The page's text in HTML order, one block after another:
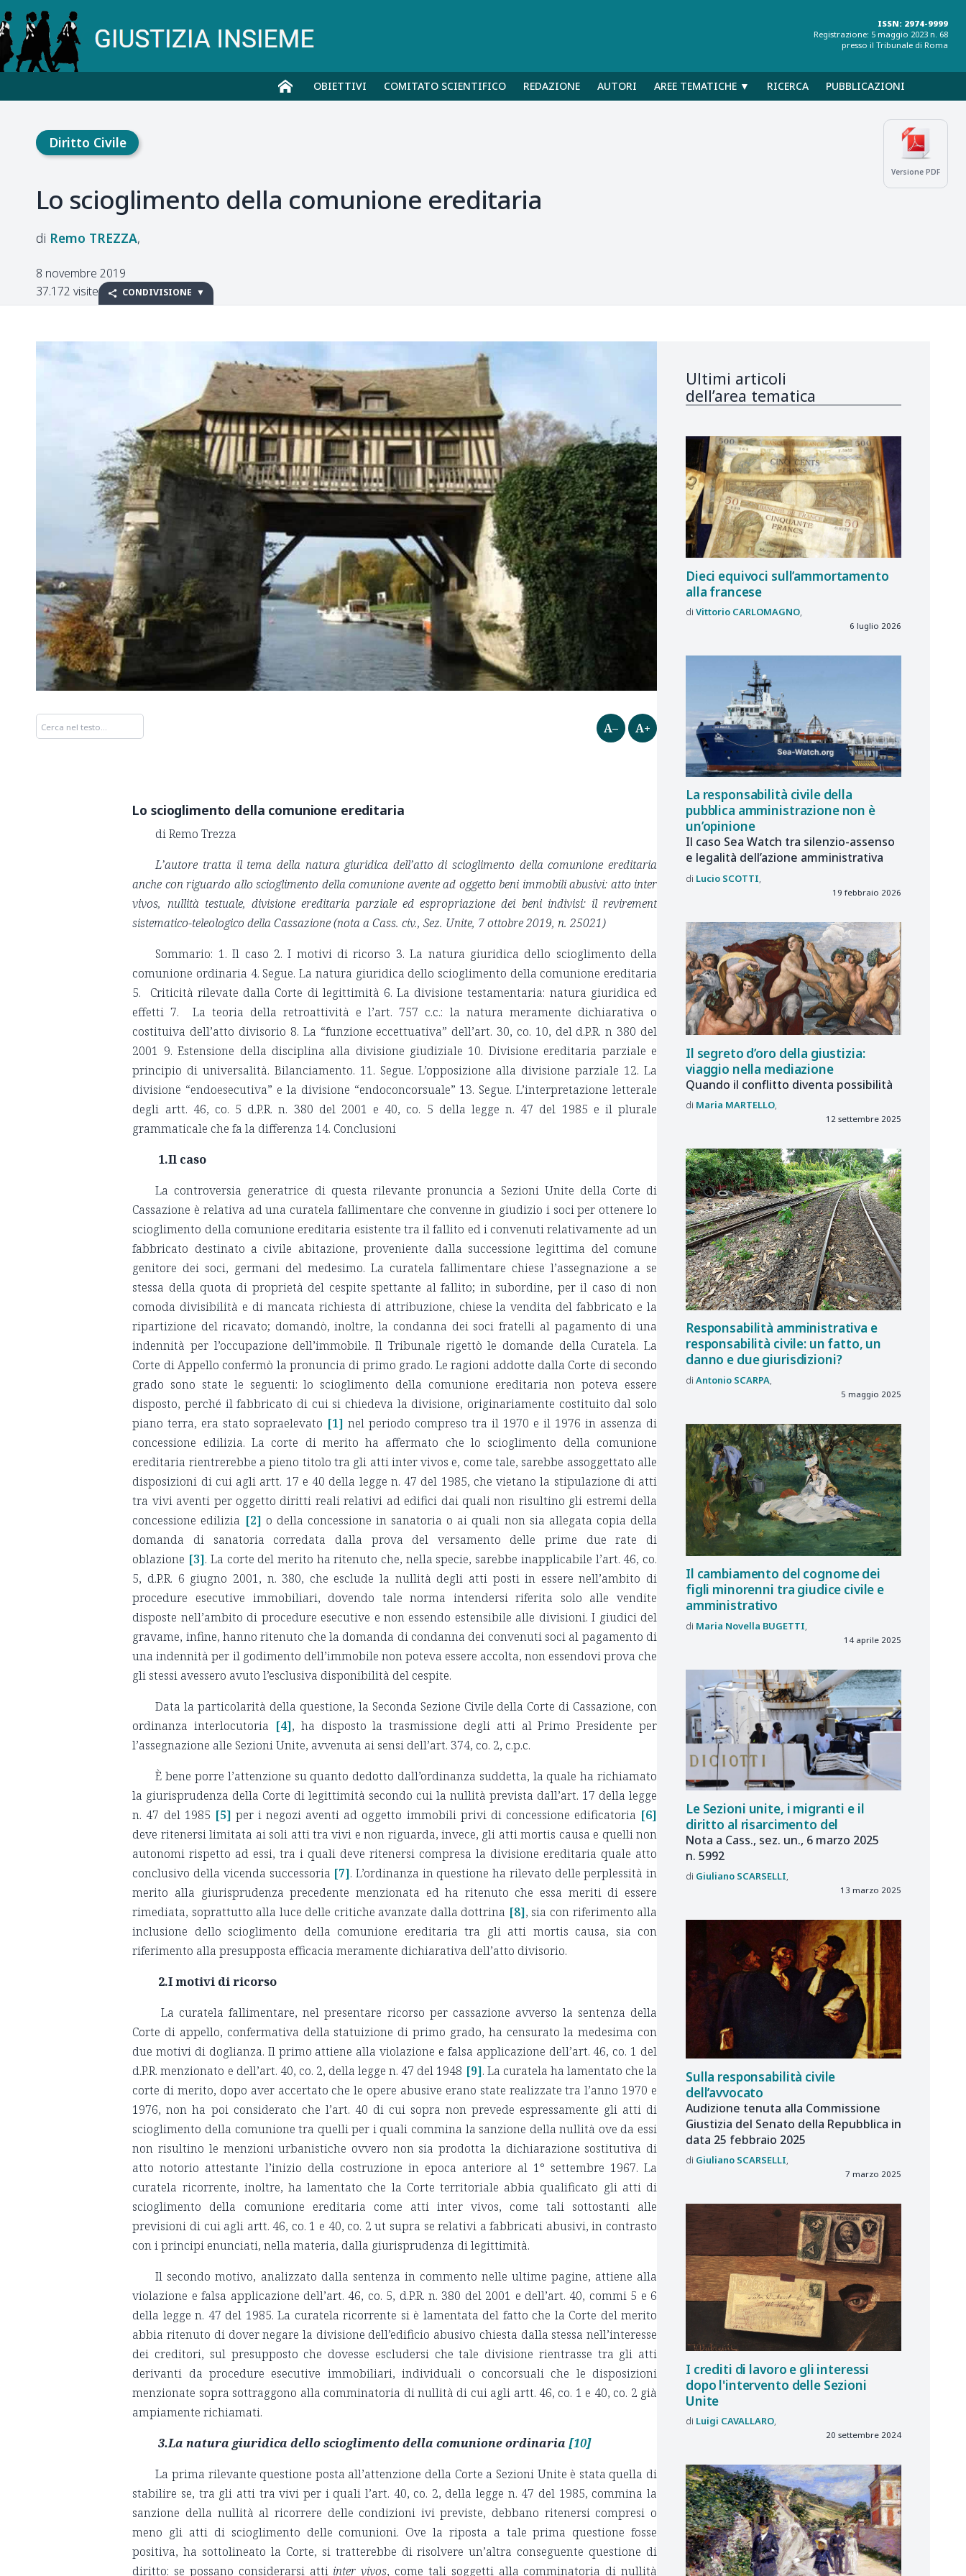
ISSN: 2974-9999
Registrazione: 5 maggio 2023 n. 68
presso il Tribunale di Roma
OBIETTIVI COMITATO SCIENTIFICO REDAZIONE AUTORI AREE TEMATICHE ▼ RICERCA PUBBLICAZIONI
Versione PDF
Diritto Civile
Lo scioglimento della comunione ereditaria
Remo TREZZA
8 novembre 2019
37.172 visite
CONDIVISIONE
A– A+
Lo scioglimento della comunione ereditaria
di Remo Trezza
L’autore tratta il tema della natura giuridica dell’atto di scioglimento della comunione ereditaria
anche con riguardo allo scioglimento della comunione avente ad oggetto beni immobili abusivi: atto inter
vivos, nullità testuale, divisione ereditaria parziale ed espropriazione dei beni indivisi: il revirement
sistematico-teleologico della Cassazione (nota a Cass. civ., Sez. Unite, 7 ottobre 2019, n. 25021)
Sommario: 1. Il caso 2. I motivi di ricorso 3. La natura giuridica dello scioglimento della
comunione ordinaria 4. Segue. La natura giuridica dello scioglimento della comunione ereditaria
5. Criticità rilevate dalla Corte di legittimità 6. La divisione testamentaria: natura giuridica ed
effetti 7. La teoria della retroattività e l’art. 757 c.c.: la natura meramente dichiarativa o
costituiva dell’atto divisorio 8. La “funzione eccettuativa” dell’art. 30, co. 10, del d.P.R. n 380 del
2001 9. Estensione della disciplina alla divisione giudiziale 10. Divisione ereditaria parziale e
principio di universalità. Bilanciamento. 11. Segue. L’opposizione alla divisione parziale 12. La
divisione “endoesecutiva” e la divisione “endoconcorsuale” 13. Segue. L’interpretazione letterale
degli artt. 46, co. 5 d.P.R. n. 380 del 2001 e 40, co. 5 della legge n. 47 del 1985 e il plurale
grammaticale che fa la differenza 14. Conclusioni
1.Il caso
La controversia generatrice di questa rilevante pronuncia a Sezioni Unite della Corte di
Cassazione è relativa ad una curatela fallimentare che convenne in giudizio i soci per ottenere lo
scioglimento della comunione ereditaria esistente tra il fallito ed i convenuti relativamente ad un
fabbricato destinato a civile abitazione, proveniente dalla successione legittima del comune
genitore dei soci, germani del medesimo. La curatela fallimentare chiese l’assegnazione a se
stessa della quota di proprietà del cespite spettante al fallito; in subordine, per il caso di non
comoda divisibilità e di mancata richiesta di attribuzione, chiese la vendita del fabbricato e la
ripartizione del ricavato; domandò, inoltre, la condanna dei soci fratelli al pagamento di una
indennità per l’occupazione dell’immobile. Il Tribunale rigettò le domande della Curatela. La
Corte di Appello confermò la pronuncia di primo grado. Le ragioni addotte dalla Corte di secondo
grado sono state le seguenti: lo scioglimento della comunione ereditaria non poteva essere
disposto, perché il fabbricato di cui si chiedeva la divisione, originariamente costituito dal solo
piano terra, era stato sopraelevato [1] nel periodo compreso tra il 1970 e il 1976 in assenza di
concessione edilizia. La corte di merito ha affermato che lo scioglimento della comunione
ereditaria rientrerebbe a pieno titolo tra gli atti inter vivos e, come tale, sarebbe assoggettato alle
disposizioni di cui agli artt. 17 e 40 della legge n. 47 del 1985, che vietano la stipulazione di atti
tra vivi aventi per oggetto diritti reali relativi ad edifici dai quali non risultino gli estremi della
concessione edilizia [2] o della concessione in sanatoria o ai quali non sia allegata copia della
domanda di sanatoria corredata dalla prova del versamento delle prime due rate di
oblazione [3]. La corte del merito ha ritenuto che, nella specie, sarebbe inapplicabile l’art. 46, co.
5, d.P.R. 6 giugno 2001, n. 380, che esclude la nullità degli atti posti in essere nell’ambito di
procedure esecutive immobiliari, dovendo tale norma intendersi riferita solo alle vendite
disposte nell’ambito di procedure esecutive e non essendo estensibile alle divisioni. I giudici del
gravame, infine, hanno ritenuto che la domanda di condanna dei convenuti soci al pagamento di
una indennità per il godimento dell’immobile non poteva essere accolta, non essendovi prova che
gli stessi avessero avuto l’esclusiva disponibilità del cespite.
Data la particolarità della questione, la Seconda Sezione Civile della Corte di Cassazione, con
ordinanza interlocutoria [4], ha disposto la trasmissione degli atti al Primo Presidente per
l’assegnazione alle Sezioni Unite, avvenuta ai sensi dell’art. 374, co. 2, c.p.c.
È bene porre l’attenzione su quanto dedotto dall’ordinanza suddetta, la quale ha richiamato
la giurisprudenza della Corte di legittimità secondo cui la nullità prevista dall’art. 17 della legge
n. 47 del 1985 [5] per i negozi aventi ad oggetto immobili privi di concessione edificatoria [6]
deve ritenersi limitata ai soli atti tra vivi e non riguarda, invece, gli atti mortis causa e quelli non
autonomi rispetto ad essi, tra i quali deve ritenersi compresa la divisione ereditaria quale atto
conclusivo della vicenda successoria [7]. L’ordinanza in questione ha rilevato delle perplessità in
merito alla giurisprudenza precedente menzionata ed ha ritenuto che essa meriti di essere
rimediata, soprattutto alla luce delle critiche avanzate dalla dottrina [8], sia con riferimento alla
inclusione dello scioglimento della comunione ereditaria tra gli atti mortis causa, sia con
riferimento alla presupposta efficacia meramente dichiarativa dell’atto divisorio.
2.I motivi di ricorso
La curatela fallimentare, nel presentare ricorso per cassazione avverso la sentenza della
Corte di appello, confermativa della statuizione di primo grado, ha censurato la medesima con
due motivi di doglianza. Il primo attiene alla violazione e falsa applicazione dell’art. 46, co. 1 del
d.P.R. menzionato e dell’art. 40, co. 2, della legge n. 47 del 1948 [9]. La curatela ha lamentato che la
corte di merito, dopo aver accertato che le opere abusive erano state realizzate tra l’anno 1970 e
1976, non ha poi considerato che l’art. 40 di cui sopra non prevede espressamente gli atti di
scioglimento della comunione tra quelli per i quali commina la sanzione della nullità ove da essi
non risultino le menzioni urbanistiche ovvero non sia prodotta la dichiarazione sostitutiva di
atto notorio attestante l’inizio della costruzione in epoca anteriore al 1° settembre 1967. La
curatela ricorrente, inoltre, ha lamentato che la Corte territoriale abbia qualificato gli atti di
scioglimento della comunione ereditaria come atti inter vivos, come tali sottostanti alle
previsioni di cui agli artt. 46, co. 1 e 40, co. 2 ut supra se relativi a fabbricati abusivi, in contrasto
con i principi enunciati, nella materia, dalla giurisprudenza di legittimità.
Il secondo motivo, analizzato dalla sentenza in commento nelle ultime pagine, attiene alla
violazione e falsa applicazione dell’art. 46, co. 5, d.P.R. n. 380 del 2001 e dell’art. 40, commi 5 e 6
della legge n. 47 del 1985. La curatela ricorrente si è lamentata del fatto che la Corte del merito
abbia ritenuto di dover negare la divisione dell’edificio abusivo chiesta dalla stessa nell’interesse
dei creditori, sul presupposto che dovesse escludersi che tale divisione rientrasse tra gli atti
derivanti da procedure esecutive immobiliari, individuali o concorsuali che le disposizioni
menzionate sopra sottraggono alla comminatoria di nullità di cui agli artt. 46, co. 1 e 40, co. 2 già
ampiamente richiamati.
3.La natura giuridica dello scioglimento della comunione ordinaria [10]
La prima rilevante questione posta all’attenzione della Corte a Sezioni Unite è stata quella di
stabilire se, tra gli atti tra vivi per i quali l’art. 40, co. 2, della legge n. 47 del 1985, commina la
sanzione della nullità al ricorrere delle condizioni ivi previste, debbano ritenersi compresi o
meno gli atti di scioglimento delle comunioni. Ove la riposta a tale prima questione fosse
positiva, ha sottolineato la Corte, si tratterebbe di risolvere un’altra conseguente questione di
diritto: se possano considerarsi atti inter vivos, come tali soggetti alla comminatoria di nullità
Ultimi articoli
dell’area tematica
Dieci equivoci sull’ammortamento
alla francese
Vittorio CARLOMAGNO
6 luglio 2026
La responsabilità civile della
pubblica amministrazione non è
un’opinione
Il caso Sea Watch tra silenzio-assenso
e legalità dell’azione amministrativa
Lucio SCOTTI
19 febbraio 2026
Il segreto d’oro della giustizia:
viaggio nella mediazione
Quando il conflitto diventa possibilità
Maria MARTELLO
12 settembre 2025
Responsabilità amministrativa e
responsabilità civile: un fatto, un
danno e due giurisdizioni?
Antonio SCARPA
5 maggio 2025
Il cambiamento del cognome dei
figli minorenni tra giudice civile e
amministrativo
Maria Novella BUGETTI
14 aprile 2025
Le Sezioni unite, i migranti e il
diritto al risarcimento del
Nota a Cass., sez. un., 6 marzo 2025
n. 5992
Giuliano SCARSELLI
13 marzo 2025
Sulla responsabilità civile
dell’avvocato
Audizione tenuta alla Commissione
Giustizia del Senato della Repubblica in
data 25 febbraio 2025
Giuliano SCARSELLI
7 marzo 2025
I crediti di lavoro e gli interessi
dopo l'intervento delle Sezioni
Unite
Luigi CAVALLARO
20 settembre 2024